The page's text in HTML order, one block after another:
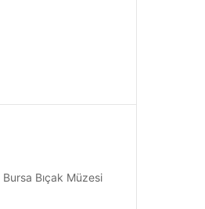
Bıçak Müzesi